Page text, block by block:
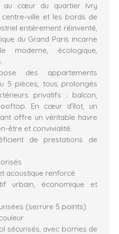
au cœur du quartier Ivry
ville et les bords de
entièrement réinventé,
du Grand Paris incarne
moderne, écologique,
des appartements
5 pièces, tous prolongés
privatifs : balcon,
En cœur d’îlot, un
offre un véritable havre
être et convivialité.
de prestations de
acoustique renforcé
urbain, économique et
(serrure 5 points)
sécurisés, avec bornes de